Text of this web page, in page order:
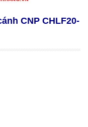
CNP CHLF20-